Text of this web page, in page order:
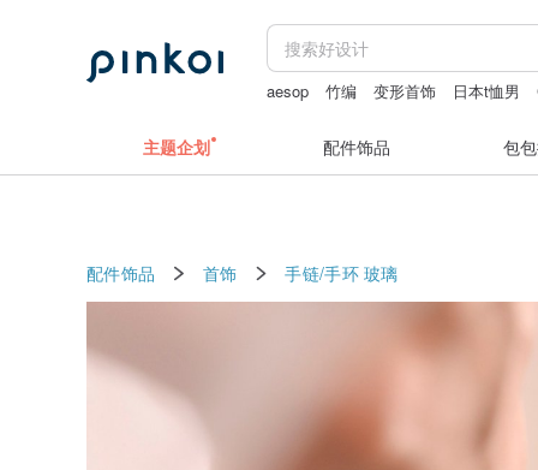
aesop 竹编 变形首饰 日本t恤男
主题企划 配件饰品 包
配件饰品 首饰 手链/手环 玻璃